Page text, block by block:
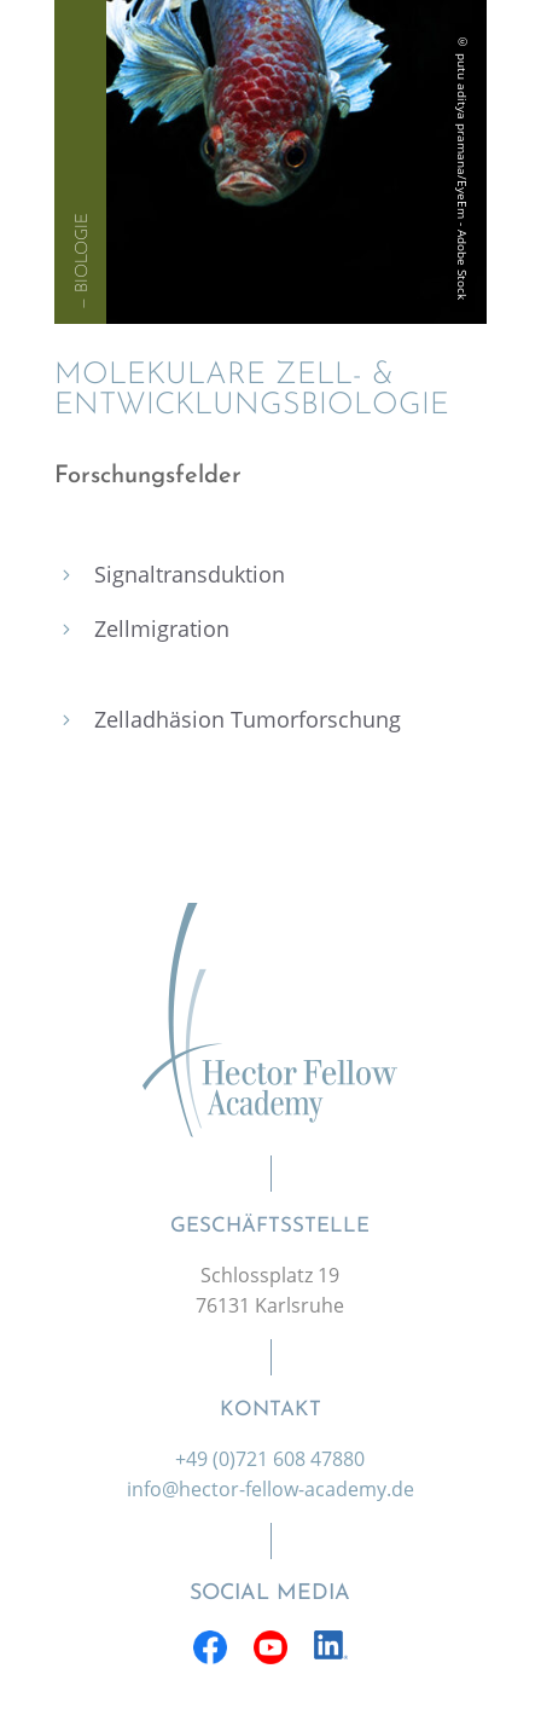
— BIOLO­GIE
MOLEKU­LARE ZELL- &
ENTWICKLUNGSBIOLOGIE
Forschungs­fel­der
5 Signal­trans­duk­tion
5 Zellmi­gra­tion
5 Zellad­hä­sion Tumorforschung
GESCHÄFTSSTELLE
Schlossplatz 19
76131 Karlsruhe
KONTAKT
+49 (0)721 608 47880
info@hector-fellow-academy.de
SOCIAL MEDIA